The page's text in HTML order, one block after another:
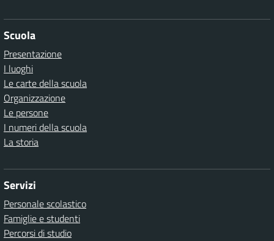
Scuola
Presentazione
I luoghi
Le carte della scuola
Organizzazione
Le persone
I numeri della scuola
La storia
Servizi
Personale scolastico
Famiglie e studenti
Percorsi di studio